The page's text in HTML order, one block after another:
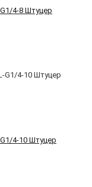
4-8 Штуцер
4-10 Штуцер